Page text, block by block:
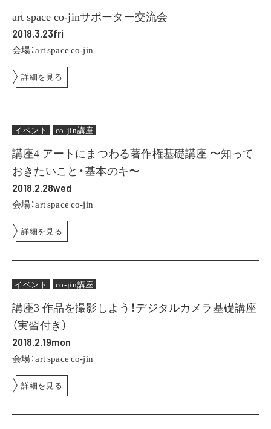
art space co-jinサポーター交流会
2018.3.23fri
会場：art space co-jin
詳細を見る
イベント co-jin講座
講座4 アートにまつわる著作権基礎講座 〜知って
おきたいこと・基本のキ〜
2018.2.28wed
会場：art space co-jin
詳細を見る
イベント co-jin講座
講座3 作品を撮影しよう！デジタルカメラ基礎講座
（実習付き）
2018.2.19mon
会場：art space co-jin
詳細を見る